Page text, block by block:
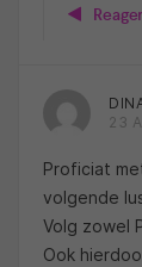
23
Proficiat
volgende
Volg zowel
Ook